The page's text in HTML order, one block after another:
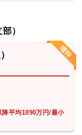
）
平均1890万円/最小